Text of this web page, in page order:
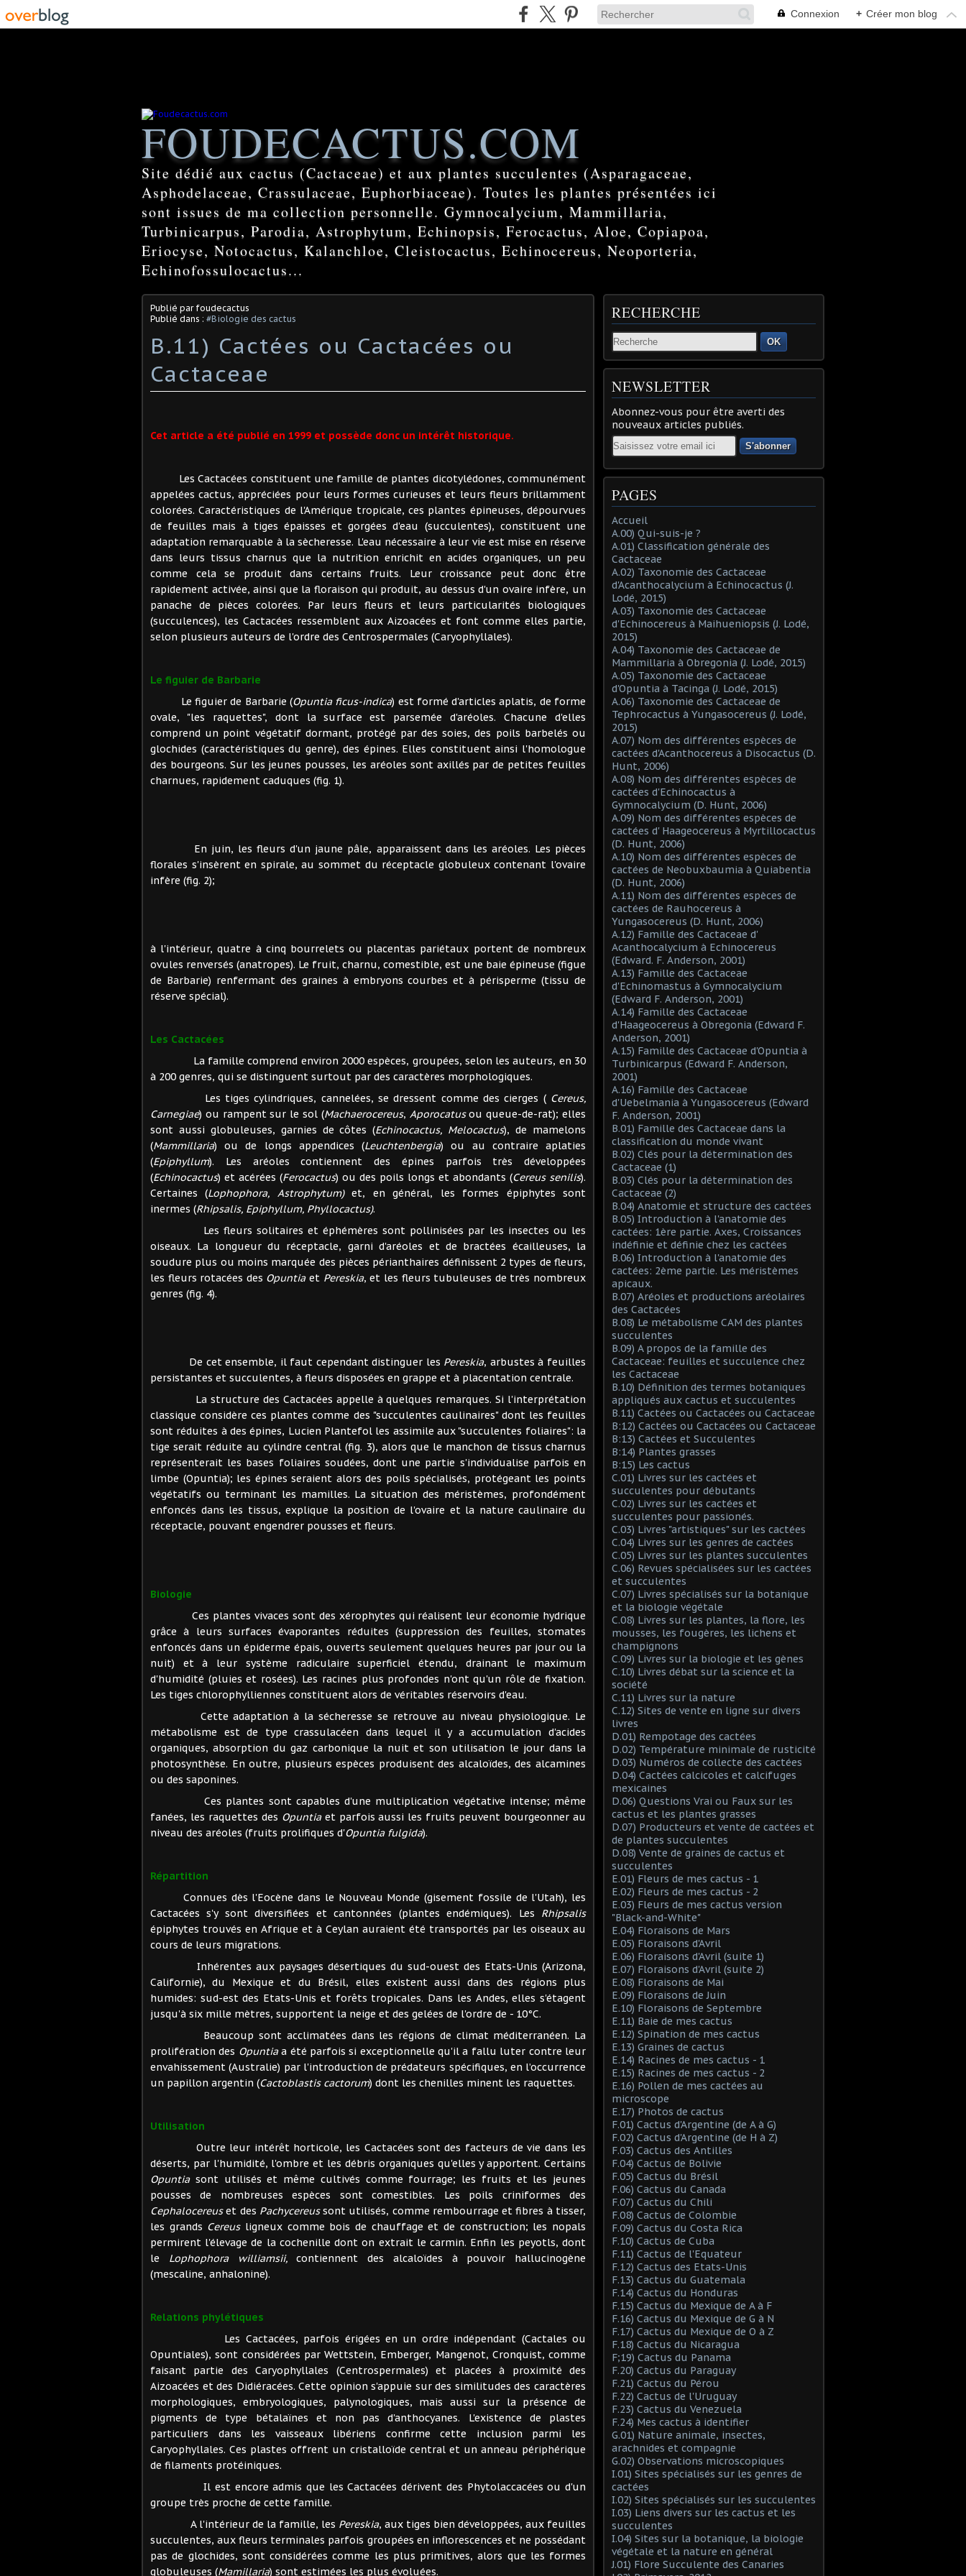
Connexion + Créer mon blog
FOUDECACTUS.COM
Site dédié aux cactus (Cactaceae) et aux plantes succulentes (Asparagaceae,
Asphodelaceae, Crassulaceae, Euphorbiaceae). Toutes les plantes présentées ici
sont issues de ma collection personnelle. Gymnocalycium, Mammillaria,
Turbinicarpus, Parodia, Astrophytum, Echinopsis, Ferocactus, Aloe, Copiapoa,
Eriocyse, Notocactus, Kalanchloe, Cleistocactus, Echinocereus, Neoporteria,
Echinofossulocactus...
Publié par foudecactus
Publié dans : #Biologie des cactus
B.11) Cactées ou Cactacées ou
Cactaceae
Cet article a été publié en 1999 et possède donc un intérêt historique.
Les Cactacées constituent une famille de plantes dicotylédones, communément
appelées cactus, appréciées pour leurs formes curieuses et leurs fleurs brillamment
colorées. Caractéristiques de l'Amérique tropicale, ces plantes épineuses, dépourvues
de feuilles mais à tiges épaisses et gorgées d'eau (succulentes), constituent une
adaptation remarquable à la sècheresse. L'eau nécessaire à leur vie est mise en réserve
dans leurs tissus charnus que la nutrition enrichit en acides organiques, un peu
comme cela se produit dans certains fruits. Leur croissance peut donc être
rapidement activée, ainsi que la floraison qui produit, au dessus d'un ovaire infère, un
panache de pièces colorées. Par leurs fleurs et leurs particularités biologiques
(succulences), les Cactacées ressemblent aux Aizoacées et font comme elles partie,
selon plusieurs auteurs de l'ordre des Centrospermales (Caryophyllales).
Le figuier de Barbarie
Le figuier de Barbarie (Opuntia ficus-indica) est formé d'articles aplatis, de forme
ovale, "les raquettes", dont la surface est parsemée d'aréoles. Chacune d'elles
comprend un point végétatif dormant, protégé par des soies, des poils barbelés ou
glochides (caractéristiques du genre), des épines. Elles constituent ainsi l'homologue
des bourgeons. Sur les jeunes pousses, les aréoles sont axillés par de petites feuilles
charnues, rapidement caduques (fig. 1).
En juin, les fleurs d'un jaune pâle, apparaissent dans les aréoles. Les pièces
florales s'insèrent en spirale, au sommet du réceptacle globuleux contenant l'ovaire
infère (fig. 2);
à l'intérieur, quatre à cinq bourrelets ou placentas pariétaux portent de nombreux
ovules renversés (anatropes). Le fruit, charnu, comestible, est une baie épineuse (figue
de Barbarie) renfermant des graines à embryons courbes et à périsperme (tissu de
réserve spécial).
Les Cactacées
La famille comprend environ 2000 espèces, groupées, selon les auteurs, en 30
à 200 genres, qui se distinguent surtout par des caractères morphologiques.
Les tiges cylindriques, cannelées, se dressent comme des cierges ( Cereus,
Carnegiae) ou rampent sur le sol (Machaerocereus, Aporocatusou queue-de-rat); elles
sont aussi globuleuses, garnies de côtes (Echinocactus, Melocactus), de mamelons
(Mammillaria) ou de longs appendices (Leuchtenbergia) ou au contraire aplaties
(Epiphyllum). Les aréoles contiennent des épines parfois très développées
(Echinocactus) et acérées (Ferocactus) ou des poils longs et abondants (Cereus senilis).
Certaines (Lophophora, Astrophytum)et, en général, les formes épiphytes sont
inermes (Rhipsalis, Epiphyllum, Phyllocactus).
Les fleurs solitaires et éphémères sont pollinisées par les insectes ou les
oiseaux. La longueur du réceptacle, garni d'aréoles et de bractées écailleuses, la
soudure plus ou moins marquée des pièces périanthaires définissent 2 types de fleurs,
les fleurs rotacées des Opuntiaet Pereskia, et les fleurs tubuleuses de très nombreux
genres (fig. 4).
De cet ensemble, il faut cependant distinguer les Pereskia, arbustes à feuilles
persistantes et succulentes, à fleurs disposées en grappe et à placentation centrale.
La structure des Cactacées appelle à quelques remarques. Si l'interprétation
classique considère ces plantes comme des "succulentes caulinaires" dont les feuilles
sont réduites à des épines, Lucien Plantefol les assimile aux "succulentes foliaires": la
tige serait réduite au cylindre central (fig. 3), alors que le manchon de tissus charnus
représenterait les bases foliaires soudées, dont une partie s'individualise parfois en
limbe (Opuntia); les épines seraient alors des poils spécialisés, protégeant les points
végétatifs ou terminant les mamilles. La situation des méristèmes, profondément
enfoncés dans les tissus, explique la position de l'ovaire et la nature caulinaire du
réceptacle, pouvant engendrer pousses et fleurs.
Biologie
Ces plantes vivaces sont des xérophytes qui réalisent leur économie hydrique
grâce à leurs surfaces évaporantes réduites (suppression des feuilles, stomates
enfoncés dans un épiderme épais, ouverts seulement quelques heures par jour ou la
nuit) et à leur système radiculaire superficiel étendu, drainant le maximum
d'humidité (pluies et rosées). Les racines plus profondes n'ont qu'un rôle de fixation.
Les tiges chlorophylliennes constituent alors de véritables réservoirs d'eau.
Cette adaptation à la sécheresse se retrouve au niveau physiologique. Le
métabolisme est de type crassulacéen dans lequel il y a accumulation d'acides
organiques, absorption du gaz carbonique la nuit et son utilisation le jour dans la
photosynthèse. En outre, plusieurs espèces produisent des alcaloïdes, des alcamines
ou des saponines.
Ces plantes sont capables d'une multiplication végétative intense; même
fanées, les raquettes des Opuntiaet parfois aussi les fruits peuvent bourgeonner au
niveau des aréoles (fruits prolifiques d'Opuntia fulgida).
Répartition
Connues dès l'Eocène dans le Nouveau Monde (gisement fossile de l'Utah), les
Cactacées s'y sont diversifiées et cantonnées (plantes endémiques). Les Rhipsalis
épiphytes trouvés en Afrique et à Ceylan auraient été transportés par les oiseaux au
cours de leurs migrations.
Inhérentes aux paysages désertiques du sud-ouest des Etats-Unis (Arizona,
Californie), du Mexique et du Brésil, elles existent aussi dans des régions plus
humides: sud-est des Etats-Unis et forêts tropicales. Dans les Andes, elles s'étagent
jusqu'à six mille mètres, supportent la neige et des gelées de l'ordre de - 10°C.
Beaucoup sont acclimatées dans les régions de climat méditerranéen. La
prolifération des Opuntiaa été parfois si exceptionnelle qu'il a fallu luter contre leur
envahissement (Australie) par l'introduction de prédateurs spécifiques, en l’occurrence
un papillon argentin (Cactoblastis cactorum) dont les chenilles minent les raquettes.
Utilisation
Outre leur intérêt horticole, les Cactacées sont des facteurs de vie dans les
déserts, par l'humidité, l'ombre et les débris organiques qu'elles y apportent. Certains
Opuntia sont utilisés et même cultivés comme fourrage; les fruits et les jeunes
pousses de nombreuses espèces sont comestibles. Les poils criniformes des
Cephalocereuset des Pachycereussont utilisés, comme rembourrage et fibres à tisser,
les grands Cereus ligneux comme bois de chauffage et de construction; les nopals
permirent l'élevage de la cochenille dont on extrait le carmin. Enfin les peyotls, dont
le Lophophora williamsii,contiennent des alcaloïdes à pouvoir hallucinogène
(mescaline, anhalonine).
Relations phylétiques
Les Cactacées, parfois érigées en un ordre indépendant (Cactales ou
Opuntiales), sont considérées par Wettstein, Emberger, Mangenot, Cronquist, comme
faisant partie des Caryophyllales (Centrospermales) et placées à proximité des
Aizoacées et des Didiéracées. Cette opinion s'appuie sur des similitudes des caractères
morphologiques, embryologiques, palynologiques, mais aussi sur la présence de
pigments de type bétalaïnes et non pas d'anthocyanes. L'existence de plastes
particuliers dans les vaisseaux libériens confirme cette inclusion parmi les
Caryophyllales. Ces plastes offrent un cristalloïde central et un anneau périphérique
de filaments protéiniques.
Il est encore admis que les Cactacées dérivent des Phytolaccacées ou d'un
groupe très proche de cette famille.
A l'intérieur de la famille, les Pereskia, aux tiges bien développées, aux feuilles
succulentes, aux fleurs terminales parfois groupées en inflorescences et ne possédant
pas de glochides, sont considérées comme les plus primitives, alors que les formes
globuleuses (Mamillaria) sont estimées les plus évoluées.
RECHERCHE
OK
NEWSLETTER
Abonnez-vous pour être averti des
nouveaux articles publiés.
Email
PAGES
Accueil
A.00) Qui-suis-je ?
A.01) Classification générale des
Cactaceae
A.02) Taxonomie des Cactaceae
d'Acanthocalycium à Echinocactus (J.
Lodé, 2015)
A.03) Taxonomie des Cactaceae
d'Echinocereus à Maihueniopsis (J. Lodé,
2015)
A.04) Taxonomie des Cactaceae de
Mammillaria à Obregonia (J. Lodé, 2015)
A.05) Taxonomie des Cactaceae
d'Opuntia à Tacinga (J. Lodé, 2015)
A.06) Taxonomie des Cactaceae de
Tephrocactus à Yungasocereus (J. Lodé,
2015)
A.07) Nom des différentes espèces de
cactées d'Acanthocereus à Disocactus (D.
Hunt, 2006)
A.08) Nom des différentes espèces de
cactées d'Echinocactus à
Gymnocalycium (D. Hunt, 2006)
A.09) Nom des différentes espèces de
cactées d' Haageocereus à Myrtillocactus
(D. Hunt, 2006)
A.10) Nom des différentes espèces de
cactées de Neobuxbaumia à Quiabentia
(D. Hunt, 2006)
A.11) Nom des différentes espèces de
cactées de Rauhocereus à
Yungasocereus (D. Hunt, 2006)
A.12) Famille des Cactaceae d'
Acanthocalycium à Echinocereus
(Edward. F. Anderson, 2001)
A.13) Famille des Cactaceae
d'Echinomastus à Gymnocalycium
(Edward F. Anderson, 2001)
A.14) Famille des Cactaceae
d'Haageocereus à Obregonia (Edward F.
Anderson, 2001)
A.15) Famille des Cactaceae d'Opuntia à
Turbinicarpus (Edward F. Anderson,
2001)
A.16) Famille des Cactaceae
d'Uebelmania à Yungasocereus (Edward
F. Anderson, 2001)
B.01) Famille des Cactaceae dans la
classification du monde vivant
B.02) Clés pour la détermination des
Cactaceae (1)
B.03) Clés pour la détermination des
Cactaceae (2)
B.04) Anatomie et structure des cactées
B.05) Introduction à l'anatomie des
cactées: 1ère partie. Axes, Croissances
indéfinie et définie chez les cactées
B.06) Introduction à l'anatomie des
cactées: 2ème partie. Les méristèmes
apicaux.
B.07) Aréoles et productions aréolaires
des Cactacées
B.08) Le métabolisme CAM des plantes
succulentes
B.09) A propos de la famille des
Cactaceae: feuilles et succulence chez
les Cactaceae
B.10) Définition des termes botaniques
appliqués aux cactus et succulentes
B.11) Cactées ou Cactacées ou Cactaceae
B:12) Cactées ou Cactacées ou Cactaceae
B:13) Cactées et Succulentes
B:14) Plantes grasses
B:15) Les cactus
C.01) Livres sur les cactées et
succulentes pour débutants
C.02) Livres sur les cactées et
succulentes pour passionés.
C.03) Livres "artistiques" sur les cactées
C.04) Livres sur les genres de cactées
C.05) Livres sur les plantes succulentes
C.06) Revues spécialisées sur les cactées
et succulentes
C.07) Livres spécialisés sur la botanique
et la biologie végétale
C.08) Livres sur les plantes, la flore, les
mousses, les fougères, les lichens et
champignons
C.09) Livres sur la biologie et les gènes
C.10) Livres débat sur la science et la
société
C.11) Livres sur la nature
C.12) Sites de vente en ligne sur divers
livres
D.01) Rempotage des cactées
D.02) Température minimale de rusticité
D.03) Numéros de collecte des cactées
D.04) Cactées calcicoles et calcifuges
mexicaines
D.06) Questions Vrai ou Faux sur les
cactus et les plantes grasses
D.07) Producteurs et vente de cactées et
de plantes succulentes
D.08) Vente de graines de cactus et
succulentes
E.01) Fleurs de mes cactus - 1
E.02) Fleurs de mes cactus - 2
E.03) Fleurs de mes cactus version
"Black-and-White"
E.04) Floraisons de Mars
E.05) Floraisons d'Avril
E.06) Floraisons d'Avril (suite 1)
E.07) Floraisons d'Avril (suite 2)
E.08) Floraisons de Mai
E.09) Floraisons de Juin
E.10) Floraisons de Septembre
E.11) Baie de mes cactus
E.12) Spination de mes cactus
E.13) Graines de cactus
E.14) Racines de mes cactus - 1
E.15) Racines de mes cactus - 2
E.16) Pollen de mes cactées au
microscope
E.17) Photos de cactus
F.01) Cactus d'Argentine (de A à G)
F.02) Cactus d'Argentine (de H à Z)
F.03) Cactus des Antilles
F.04) Cactus de Bolivie
F.05) Cactus du Brésil
F.06) Cactus du Canada
F.07) Cactus du Chili
F.08) Cactus de Colombie
F.09) Cactus du Costa Rica
F.10) Cactus de Cuba
F.11) Cactus de l'Equateur
F.12) Cactus des Etats-Unis
F.13) Cactus du Guatemala
F.14) Cactus du Honduras
F.15) Cactus du Mexique de A à F
F.16) Cactus du Mexique de G à N
F.17) Cactus du Mexique de O à Z
F.18) Cactus du Nicaragua
F;19) Cactus du Panama
F.20) Cactus du Paraguay
F.21) Cactus du Pérou
F.22) Cactus de l'Uruguay
F.23) Cactus du Venezuela
F.24) Mes cactus à identifier
G.01) Nature animale, insectes,
arachnides et compagnie
G.02) Observations microscopiques
I.01) Sites spécialisés sur les genres de
cactées
I.02) Sites spécialisés sur les succulentes
I.03) Liens divers sur les cactus et les
succulentes
I.04) Sites sur la botanique, la biologie
végétale et la nature en général
J.01) Flore Succulente des Canaries